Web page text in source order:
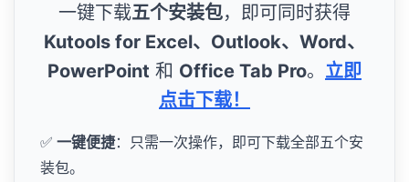
一键下载五个安装包，即可同时获得
Kutools for Excel、Outlook、Word、
PowerPoint 和 Office Tab Pro。 立即
点击下载！
✅ 一键便捷：只需一次操作，即可下载全部五个安
装包。